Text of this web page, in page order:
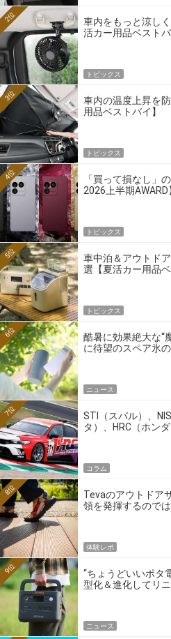
車内をもっと涼し
活カー用品ベストバ
2位
トピックス
車内の温度上昇を
用品ベストバイ】
3位
トピックス
「買って損なし」
2026上半期AWARD
4位
トピックス
車中泊＆アウトド
選【夏活カー用品ベ
5位
トピックス
酷暑に効果絶大な“
に待望のスペア氷
6位
ニュース
STI（スバル）、
タ）、HRC（ホン
7位
コラム
Tevaのアウトドア
領を発揮するのでは
8位
体験レポ
“ちょうどいいポタ
型化＆進化してリ
9位
ニュース